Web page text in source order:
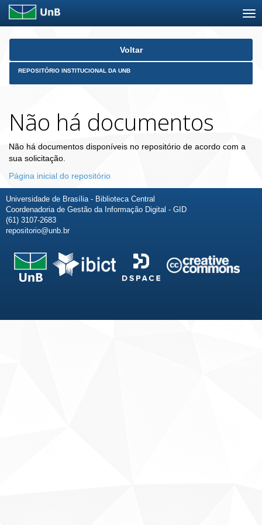
Skip
Voltar
REPOSITÓRIO INSTITUCIONAL DA UNB
Não há documentos
Não há documentos disponíveis no repositório de acordo com a
sua solicitação.
Página inicial do repositório
Universidade de Brasília - Biblioteca Central
Coordenadoria de Gestão da Informação Digital - GID
(61) 3107-2683
repositorio@unb.br